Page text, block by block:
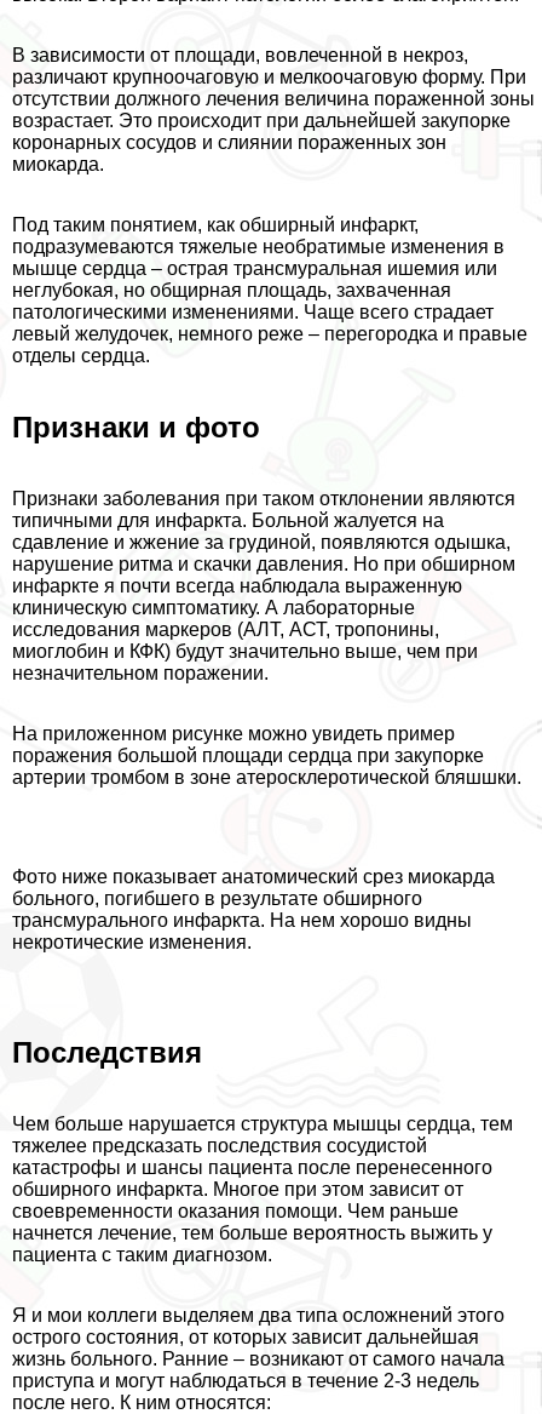
В зависимости от площади, вовлеченной в некроз,
различают крупноочаговую и мелкоочаговую форму. При
отсутствии должного лечения величина пораженной зоны
возрастает. Это происходит при дальнейшей закупорке
коронарных сосудов и слиянии пораженных зон
миокарда.
Под таким понятием, как обширный инфаркт,
подразумеваются тяжелые необратимые изменения в
мышце сердца – острая трaнcмуральная ишемия или
неглубокая, но общирная площадь, захваченная
патологическими изменениями. Чаще всего страдает
левый желудочек, немного реже – перегородка и правые
отделы сердца.
Признаки и фото
Признаки заболевания при таком отклонении являются
типичными для инфаркта. Больной жалуется на
сдавление и жжение за гpyдиной, появляются одышка,
нарушение ритма и скачки давления. Но при обширном
инфаркте я почти всегда наблюдала выраженную
клиническую симптоматику. А лабораторные
исследования маркеров (АЛТ, АСТ, тропонины,
миоглобин и КФК) будут значительно выше, чем при
незначительном поражении.
На приложенном рисунке можно увидеть пример
поражения большой площади сердца при закупорке
артерии тромбом в зоне атеросклеротической бляшшки.
Фото ниже показывает анатомический срез миокарда
больного, погибшего в результате обширного
трaнcмурального инфаркта. На нем хорошо видны
некротические изменения.
Последствия
Чем больше нарушается структура мышцы сердца, тем
тяжелее предсказать последствия сосудистой
катастрофы и шансы пациента после перенесенного
обширного инфаркта. Многое при этом зависит от
своевременности оказания помощи. Чем раньше
начнется лечение, тем больше вероятность выжить у
пациента с таким диагнозом.
Я и мои коллеги выделяем два типа осложнений этого
острого состояния, от которых зависит дальнейшая
жизнь больного. Ранние – возникают от самого начала
приступа и могут наблюдаться в течение 2-3 недель
после него. К ним относятся: